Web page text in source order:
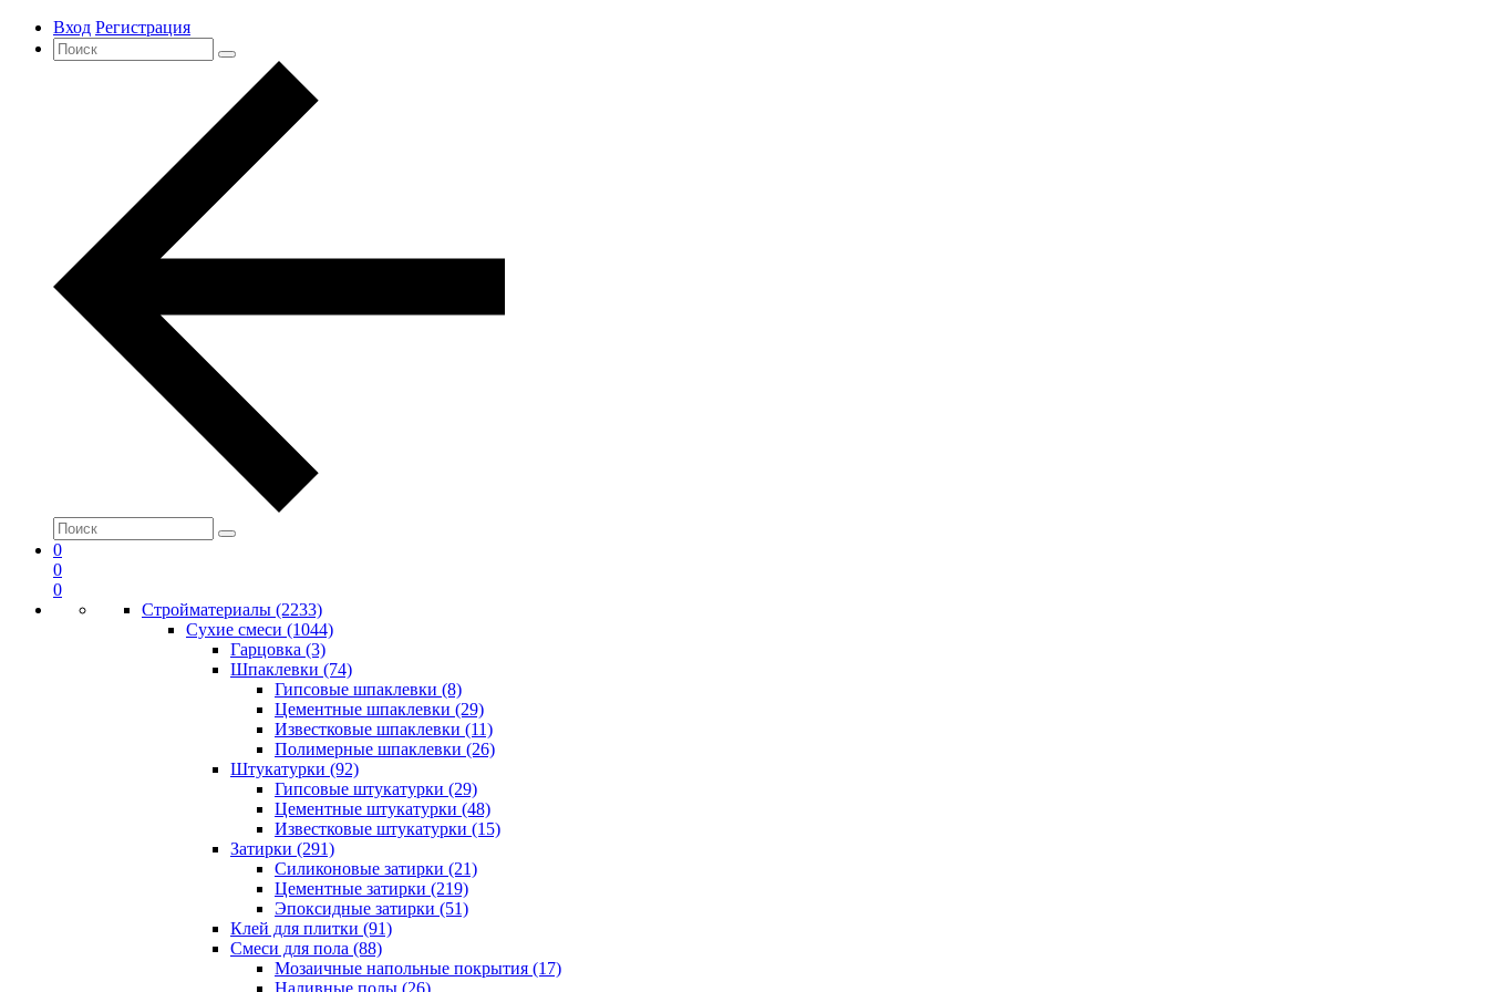
Вход Регистрация
0
0
0
Стройматериалы (2233)
Сухие смеси (1044)
Гарцовка (3)
Шпаклевки (74)
Гипсовые шпаклевки (8)
Цементные шпаклевки (29)
Известковые шпаклевки (11)
Полимерные шпаклевки (26)
Штукатурки (92)
Гипсовые штукатурки (29)
Цементные штукатурки (48)
Известковые штукатурки (15)
Затирки (291)
Силиконовые затирки (21)
Цементные затирки (219)
Эпоксидные затирки (51)
Клей для плитки (91)
Смеси для пола (88)
Мозаичные напольные покрытия (17)
Наливные полы (26)